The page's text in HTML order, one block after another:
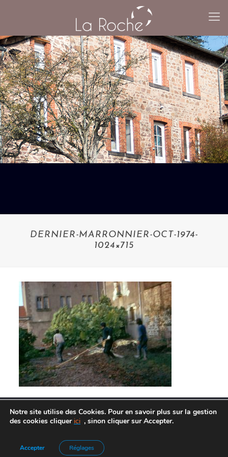
DERNIER-MARRONNIER-OCT-1974-
1024×715
Agence de Communication :
Notre site utilise des Cookies. Pour en savoir plus sur la gestion
des cookies cliquer ici , sinon cliquer sur Accepter.
Accepter Réglages